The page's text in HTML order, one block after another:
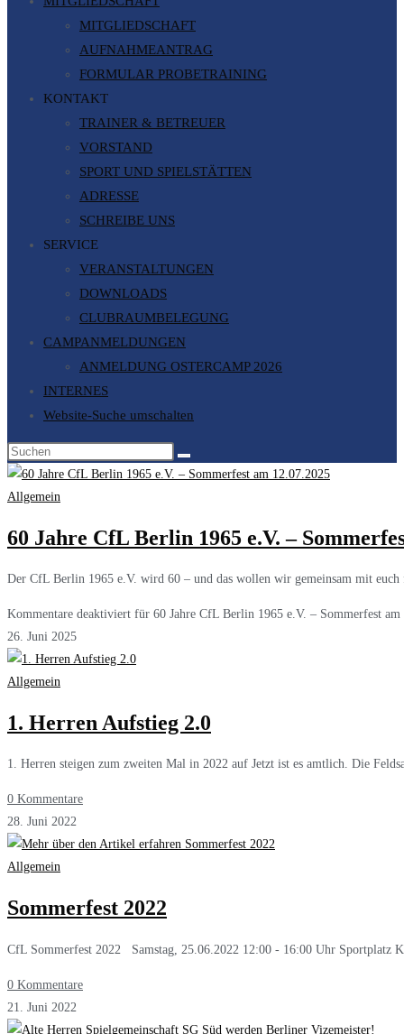
MITGLIEDSCHAFT
AUFNAHMEANTRAG
FORMULAR PROBETRAINING
KONTAKT
TRAINER & BETREUER
VORSTAND
SPORT UND SPIELSTÄTTEN
ADRESSE
SCHREIBE UNS
SERVICE
VERANSTALTUNGEN
DOWNLOADS
CLUBRAUMBELEGUNG
CAMPANMELDUNGEN
ANMELDUNG OSTERCAMP 2026
INTERNES
Website-Suche umschalten
Allgemein
60 Jahre CfL Berlin 1965 e.V. –
Der CfL Berlin 1965 e.V. wird 60 – und das wollen wir gemeinsam mit
Kommentare deaktiviert für 60 Jahre CfL Berlin 1965 e.V. – Sommerfest am
26. Juni 2025
Allgemein
1. Herren Aufstieg 2.0
1. Herren steigen zum zweiten Mal in 2022 auf Jetzt ist es amtlich. Die
0 Kommentare
28. Juni 2022
Allgemein
Sommerfest 2022
CfL Sommerfest 2022 Samstag, 25.06.2022 12:00 - 16:00 Uhr Sportplatz
0 Kommentare
21. Juni 2022